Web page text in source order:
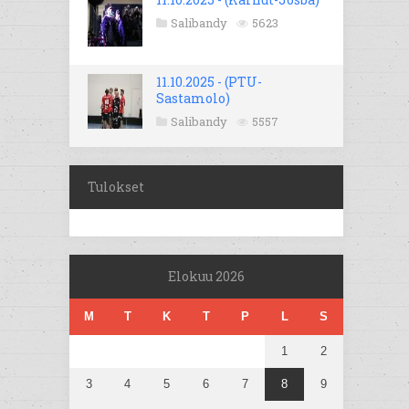
Salibandy 5623
11.10.2025 - (PTU-
Sastamolo)
Salibandy 5557
Tulokset
Elokuu 2026
M T K T P L S
1 2
3 4 5 6 7 8 9